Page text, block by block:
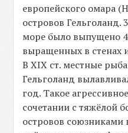
европейского омара
островов Гельголанд.
море было выпущено
выращенных в стенах
В XIX ст. местные
Гельголанд
год. Такое
сочетании с тяжёлой
островов